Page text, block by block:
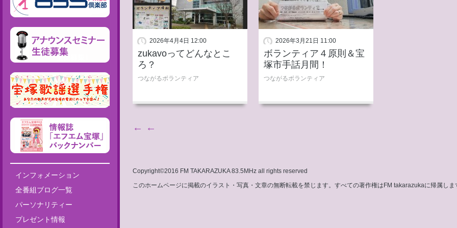
インフォメーション
全番組ブログ一覧
パーソナリティー
プレゼント情報
2026年4月4日 12:00
zukavoってどんなとこ
ろ？
つながるボランティア
2026年3月21日 11:00
ボランティア４原則＆宝
塚市手話月間！
つながるボランティア
← ←
Copyright©2016 FM TAKARAZUKA 83.5MHz all rights reserved
このホームページに掲載のイラスト・写真・文章の無断転載を禁じます。すべての著作権はFM takarazukaに帰属しま